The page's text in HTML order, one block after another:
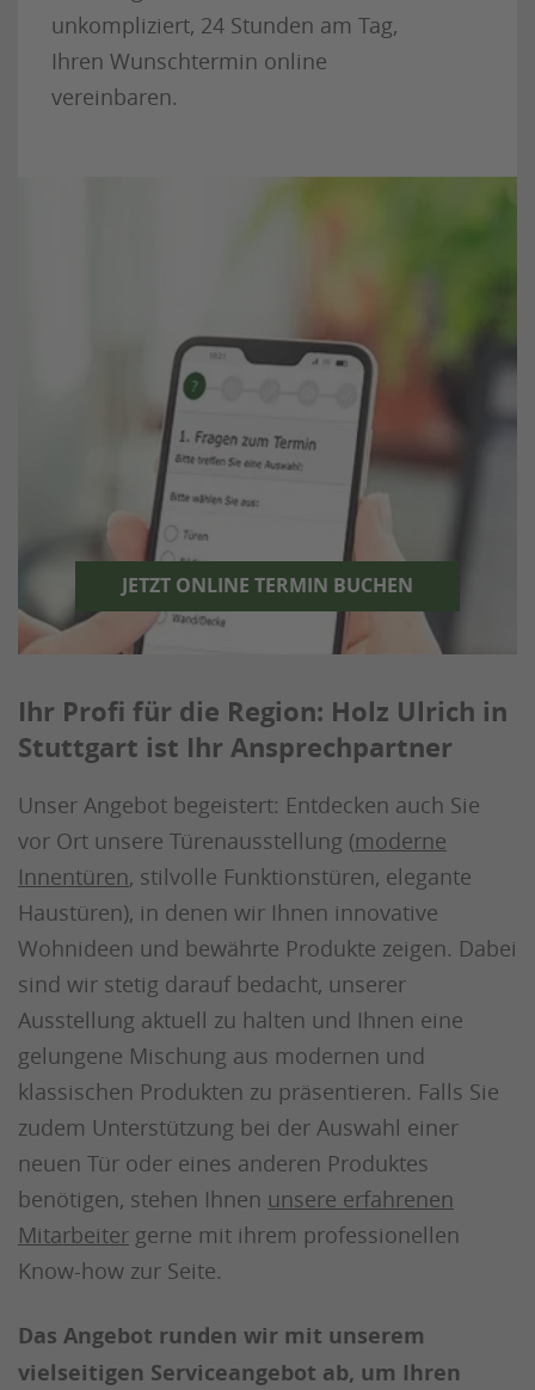
unkompliziert, 24 Stunden am Tag,
Ihren Wunschtermin online
vereinbaren.
JETZT ONLINE TERMIN BUCHEN
Ihr Profi für die Region: Holz Ulrich in
Stuttgart ist Ihr Ansprechpartner
Unser Angebot begeistert: Entdecken auch Sie
vor Ort unsere Türenausstellung (moderne
Innentüren, stilvolle Funktionstüren, elegante
Haustüren), in denen wir Ihnen innovative
Wohnideen und bewährte Produkte zeigen. Dabei
sind wir stetig darauf bedacht, unserer
Ausstellung aktuell zu halten und Ihnen eine
gelungene Mischung aus modernen und
klassischen Produkten zu präsentieren. Falls Sie
zudem Unterstützung bei der Auswahl einer
neuen Tür oder eines anderen Produktes
benötigen, stehen Ihnen unsere erfahrenen
Mitarbeiter gerne mit ihrem professionellen
Know-how zur Seite.
Das Angebot runden wir mit unserem
vielseitigen Serviceangebot ab, um Ihren